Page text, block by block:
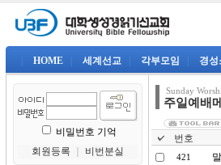
HOME 세계선교 각부모임 경성
비밀번호 기억
회원등록
비번분실
Sunday
주일예배
번호
421